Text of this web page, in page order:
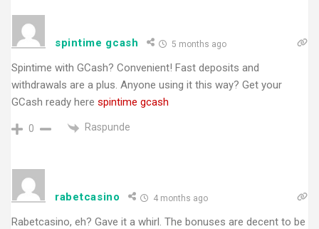
spintime gcash 5 months ago
Spintime with GCash? Convenient! Fast deposits and
withdrawals are a plus. Anyone using it this way? Get your
GCash ready here spintime gcash
0 Raspunde
rabetcasino 4 months ago
Rabetcasino, eh? Gave it a whirl. The bonuses are decent to be